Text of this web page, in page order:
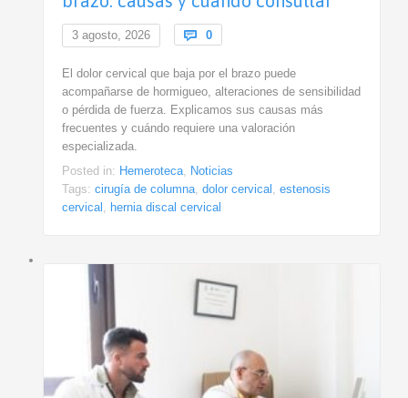
3 agosto, 2026  0Comments
El dolor cervical que baja por el brazo puede
acompañarse de hormigueo, alteraciones de sensibilidad
o pérdida de fuerza. Explicamos sus causas más
frecuentes y cuándo requiere una valoración
especializada.
Posted in: Hemeroteca,
Noticias
Tags: cirugía de columna, dolor cervical
estenosis
cervical
hernia discal cervical